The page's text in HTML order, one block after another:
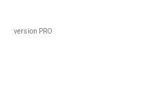
version PRO